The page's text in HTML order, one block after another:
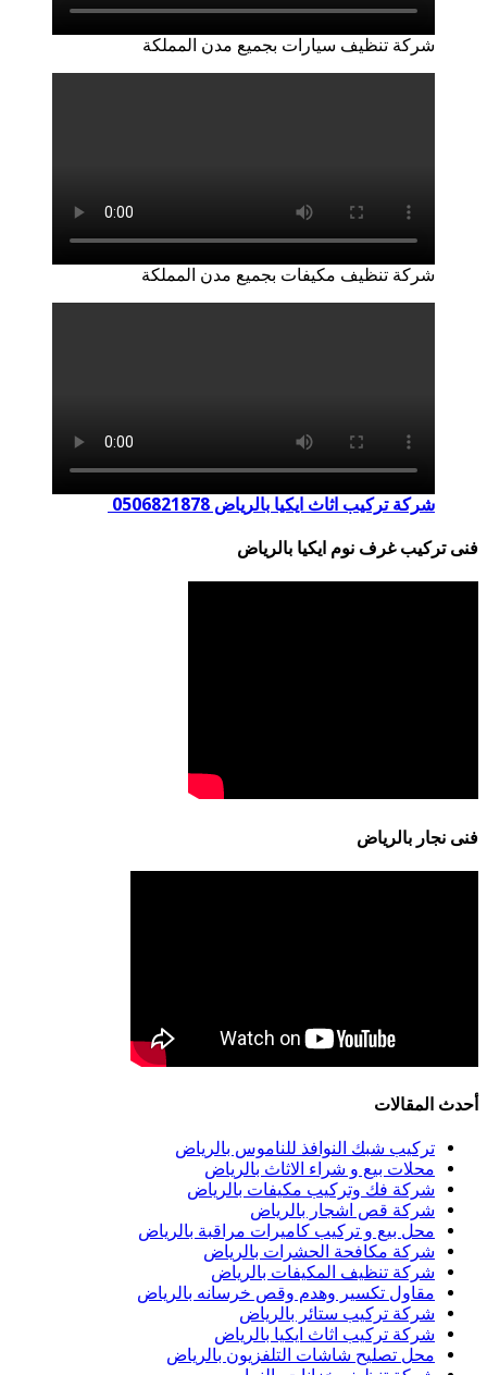
شركة تنظيف سيارات بجميع مدن المملكة
شركة تنظيف مكيفات بجميع مدن المملكة
شركة تركيب اثاث ايكيا بالرياض 0506821878
فنى تركيب غرف نوم ايكيا بالرياض
فنى نجار بالرياض
أحدث المقالات
تركيب شبك النوافذ للناموس بالرياض
محلات بيع و شراء الاثاث بالرياض
شركة فك وتركيب مكيفات بالرياض
شركة قص اشجار بالرياض
محل بيع و تركيب كاميرات مراقبة بالرياض
شركة مكافحة الحشرات بالرياض
شركة تنظيف المكيفات بالرياض
مقاول تكسير وهدم وقص خرسانه بالرياض
شركة تركيب ستائر بالرياض
شركة تركيب اثاث ايكيا بالرياض
محل تصليح شاشات التلفزيون بالرياض